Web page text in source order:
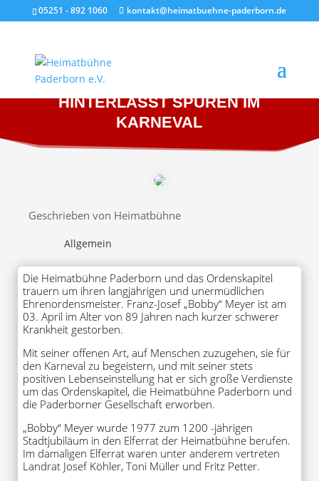
05251 - 892 1060 kontakt@heimatbuehne-paderborn.de
EHRENORDENSMEISTER
HINTERLÄSST SPUREN IM
KARNEVAL
Geschrieben von Heimatbühne
Allgemein
Die Heimatbühne Paderborn und das Ordenskapitel
trauern um ihren langjährigen und unermüdlichen
Ehrenordensmeister. Franz-Josef „Bobby“ Meyer ist am
03. April im Alter von 89 Jahren nach kurzer schwerer
Krankheit gestorben.
Mit seiner offenen Art, auf Menschen zuzugehen, sie für
den Karneval zu begeistern, und mit seiner stets
positiven Lebenseinstellung hat er sich große Verdienste
um das Ordenskapitel, die Heimatbühne Paderborn und
die Paderborner Gesellschaft erworben.
„Bobby“ Meyer wurde 1977 zum 1200 -jährigen
Stadtjubiläum in den Elferrat der Heimatbühne berufen.
Im damaligen Elferrat waren unter anderem vertreten
Landrat Josef Köhler, Toni Müller und Fritz Petter.